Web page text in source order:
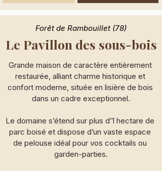
Forêt de Rambouillet (78)
Le Pavillon des sous-bois
Grande maison de caractère entièrement
restaurée, alliant charme historique et
confort moderne, située en lisière de bois
dans un cadre exceptionnel.
Le domaine s’étend sur plus d’1 hectare de
parc boisé et dispose d’un vaste espace
de pelouse idéal pour vos cocktails ou
garden-parties.